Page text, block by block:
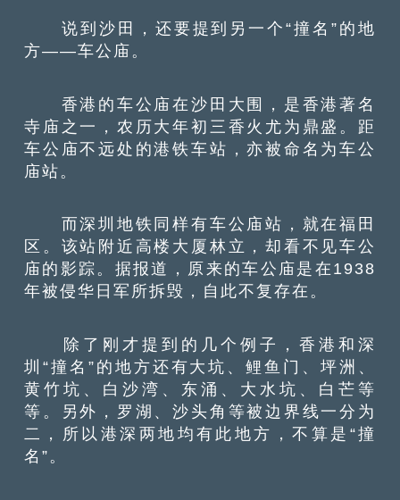
说到沙田，还要提到另一个“撞名”的地
方——车公庙。
香港的车公庙在沙田大围，是香港著名
寺庙之一，农历大年初三香火尤为鼎盛。距
车公庙不远处的港铁车站，亦被命名为车公
庙站。
而深圳地铁同样有车公庙站，就在福田
区。该站附近高楼大厦林立，却看不见车公
庙的影踪。据报道，原来的车公庙是在1938
年被侵华日军所拆毁，自此不复存在。
除了刚才提到的几个例子，香港和深
圳“撞名”的地方还有大坑、鲤鱼门、坪洲、
黄竹坑、白沙湾、东涌、大水坑、白芒等
等。另外，罗湖、沙头角等被边界线一分为
二，所以港深两地均有此地方，不算是“撞
名”。